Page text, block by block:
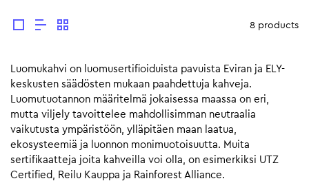
8 products
Luomukahvi on luomusertifioiduista pavuista Eviran ja ELY-
keskusten säädösten mukaan paahdettuja kahveja.
Luomutuotannon määritelmä jokaisessa maassa on eri,
mutta viljely tavoittelee mahdollisimman neutraalia
vaikutusta ympäristöön, ylläpitäen maan laatua,
ekosysteemiä ja luonnon monimuotoisuutta. Muita
sertifikaatteja joita kahveilla voi olla, on esimerkiksi UTZ
Certified, Reilu Kauppa ja Rainforest Alliance.